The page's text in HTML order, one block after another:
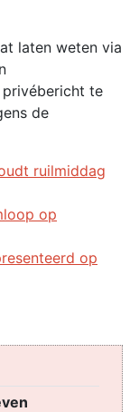
laten weten via
te
de
ruilmiddag
op
op